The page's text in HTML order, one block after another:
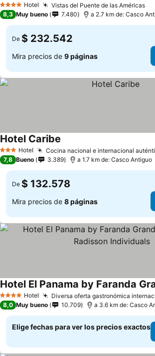
4 EstrellasHotel Vistas del Puente de las Américas
8,3 Muy bueno 7.480 a 2.7 km de: Casco
De $ 232.542
Mira precios de 9 páginas
3 Estrellas
Hotel Cocina nacional e internacional
Hotel Caribe
7,8 Bueno 3.389 a 1.7 km de: Casco Antiguo
De $ 132.578
Mira precios de 8 páginas
4 EstrellasHotel Diversa oferta gastronómica
8,0 Muy bueno 10.709 a 3.6 km de: Casco
Elige fechas para ver los precios exactos